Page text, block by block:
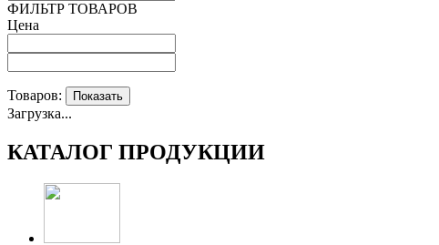
ФИЛЬТР ТОВАРОВ
Цена
Товаров: Показать
Загрузка...
КАТАЛОГ ПРОДУКЦИИ